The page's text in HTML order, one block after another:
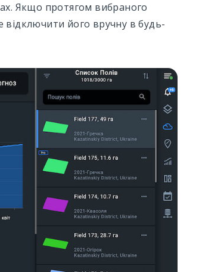
Якщо протягом вибраного
відключити його вручну в будь-